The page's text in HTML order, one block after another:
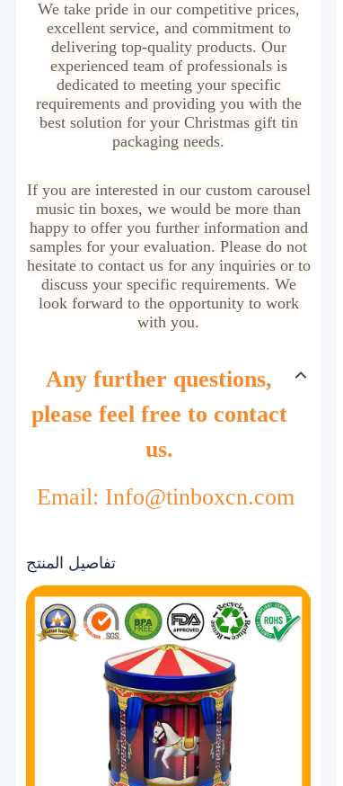
We take pride in our competitive prices,
excellent service, and commitment to
delivering top-quality products. Our
experienced team of professionals is
dedicated to meeting your specific
requirements and providing you with the
best solution for your Christmas gift tin
packaging needs.
If you are interested in our custom carousel
music tin boxes, we would be more than
happy to offer you further information and
samples for your evaluation. Please do not
hesitate to contact us for any inquiries or to
discuss your specific requirements. We
look forward to the opportunity to work
with you.
Any further questions,
please feel free to contact
us.
Email: Info@tinboxcn.com
تفاصيل المنتج